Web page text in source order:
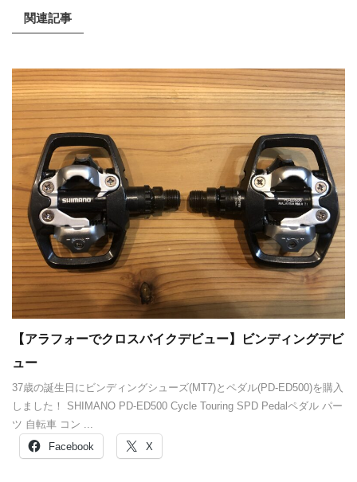
関連記事
【アラフォーでクロスバイクデビュー】ビンディングデビ
ュー
37歳の誕生日にビンディングシューズ(MT7)とペダル(PD-ED500)を購入
しました！ SHIMANO PD-ED500 Cycle Touring SPD Pedalペダル パー
ツ 自転車 コン ...
Facebook
X